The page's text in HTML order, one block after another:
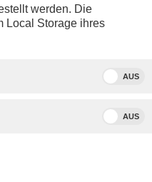
werden. Die
Local Storage ihres
AUS
AUS